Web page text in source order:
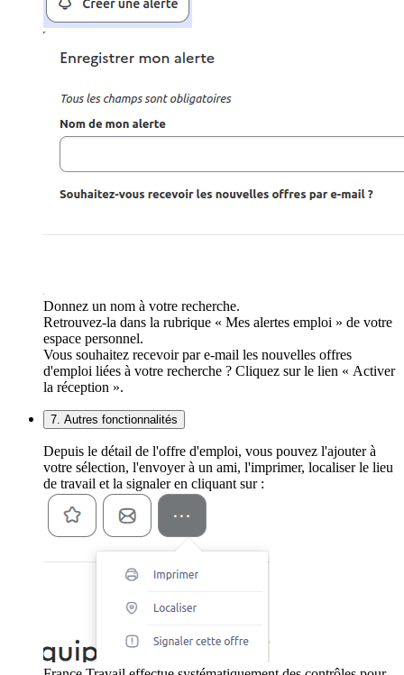
Donnez un nom à votre recherche.
Retrouvez-la dans la rubrique « Mes alertes emploi » de votre
espace personnel.
Vous souhaitez recevoir par e-mail les nouvelles offres
d'emploi liées à votre recherche ? Cliquez sur le lien « Activer
la réception ».
7. Autres fonctionnalités
Depuis le détail de l'offre d'emploi, vous pouvez l'ajouter à
votre sélection, l'envoyer à un ami, l'imprimer, localiser le lieu
de travail et la signaler en cliquant sur :